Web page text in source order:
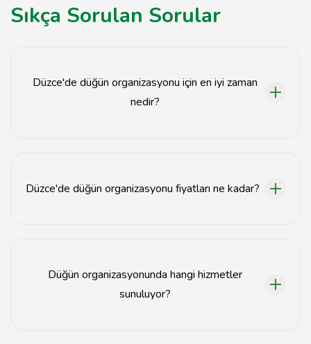
Sıkça Sorulan Sorular
Düzce'de düğün organizasyonu için en iyi zaman
nedir?
Düzce'de düğün organizasyonu fiyatları ne kadar?
Düğün organizasyonunda hangi hizmetler
sunuluyor?